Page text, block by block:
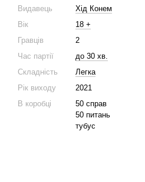
Видавець
Хід Конем
Вік
18 +
Гравців
2
Час партії
до 30 хв.
Складність
Легка
Рік виходу
2021
В коробці
50 справ
50 питань
тубус